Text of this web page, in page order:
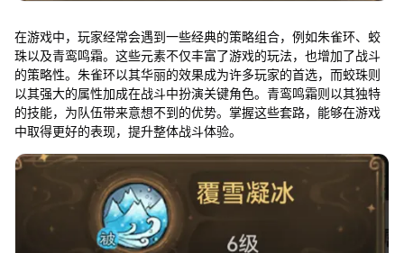
在游戏中，玩家经常会遇到一些经典的策略组合，例如朱雀环、蛟
珠以及青鸾鸣霜。这些元素不仅丰富了游戏的玩法，也增加了战斗
的策略性。朱雀环以其华丽的效果成为许多玩家的首选，而蛟珠则
以其强大的属性加成在战斗中扮演关键角色。青鸾鸣霜则以其独特
的技能，为队伍带来意想不到的优势。掌握这些套路，能够在游戏
中取得更好的表现，提升整体战斗体验。